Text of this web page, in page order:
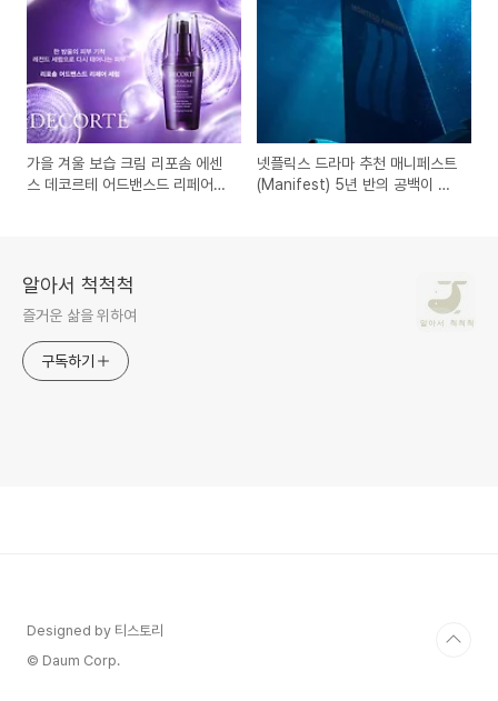
가을 겨울 보습 크림 리포솜 에센
스 데코르테 어드밴스드 리페어
넷플릭스 드라마 추천 매니페스트
(Manifest) 5년 반의 공백이 남
알아서 척척척
즐거운 삶을 위하여
구독하기
Designed by 티스토리
© Daum Corp.